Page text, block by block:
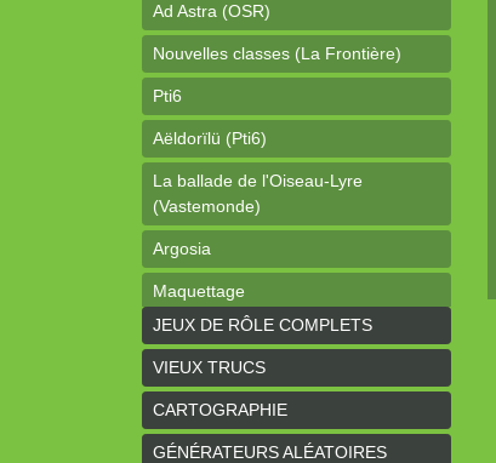
Ad Astra (OSR)
Nouvelles classes (La Frontière)
Pti6
Aëldorïlü (Pti6)
La ballade de l'Oiseau-Lyre
(Vastemonde)
Argosia
Maquettage
Ophéis (Dragon de poche)
L'anneau des Empereurs (Coeurs
Vaillants)
Davy Jones (cartes)
JEUX DE RÔLE COMPLETS
VIEUX TRUCS
CARTOGRAPHIE
GÉNÉRATEURS ALÉATOIRES